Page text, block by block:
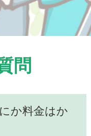
問
か料金はか